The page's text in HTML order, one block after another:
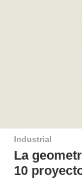
Industrial
La
10